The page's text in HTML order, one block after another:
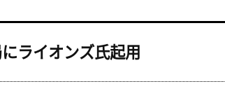
ライオンズ氏起用